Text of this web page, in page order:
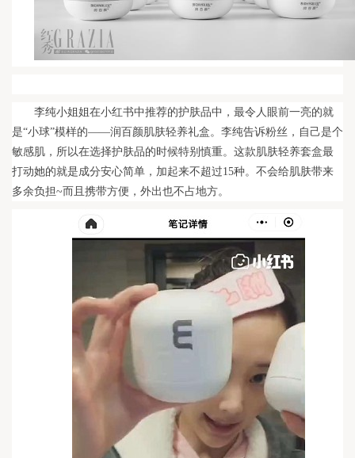
李纯小姐姐在小红书中推荐的护肤品中，最令人眼前一亮的就
是“小球”模样的——润百颜肌肤轻养礼盒。李纯告诉粉丝，自己是个
敏感肌，所以在选择护肤品的时候特别慎重。这款肌肤轻养套盒最
打动她的就是成分安心简单，加起来不超过15种。不会给肌肤带来
多余负担~而且携带方便，外出也不占地方。